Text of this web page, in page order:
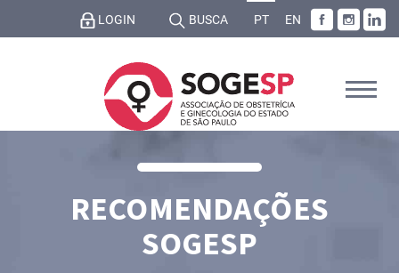
LOGIN BUSCA PT EN
RECOMENDAÇÕES
SOGESP